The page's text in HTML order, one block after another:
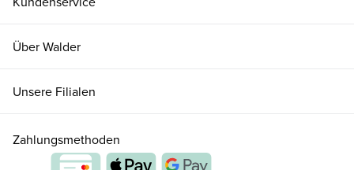
24 CHF 45.00
25
CHF 45.00
Über Walder
Unsere Filialen
Zahlungsmethoden